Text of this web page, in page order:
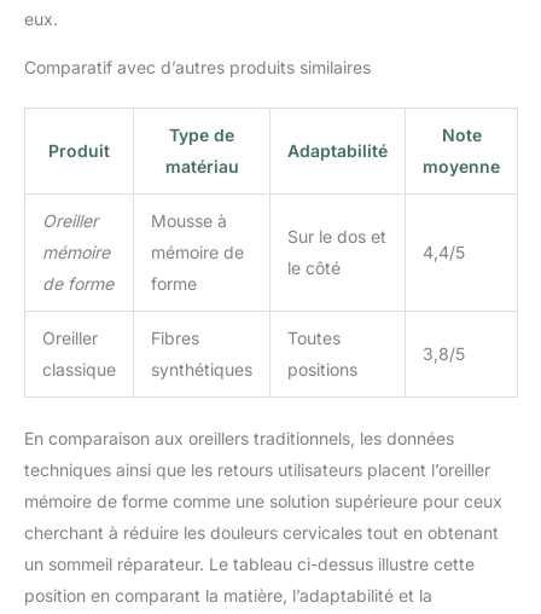
d'une garantie complète
satisfaction prolongée.
eux.
Comparatif avec d’autres produits similaires
Produit
Type de
matériau
Adaptabilité
Note
moyenne
Oreiller
mémoire
de forme
Mousse à
mémoire de
forme
Sur le dos et
le côté
4,4/5
Oreiller
classique
Fibres
synthétiques
Toutes
positions
3,8/5
En comparaison aux oreillers traditionnels, les données
techniques ainsi que les retours utilisateurs placent l’oreiller
mémoire de forme comme une solution supérieure pour ceux
cherchant à réduire les douleurs cervicales tout en obtenant
un sommeil réparateur. Le tableau ci-dessus illustre cette
position en comparant la matière, l’adaptabilité et la